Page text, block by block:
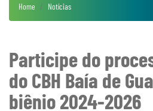
Home Notícias
Participe do
do CBH Baía de
biênio 2024-2026